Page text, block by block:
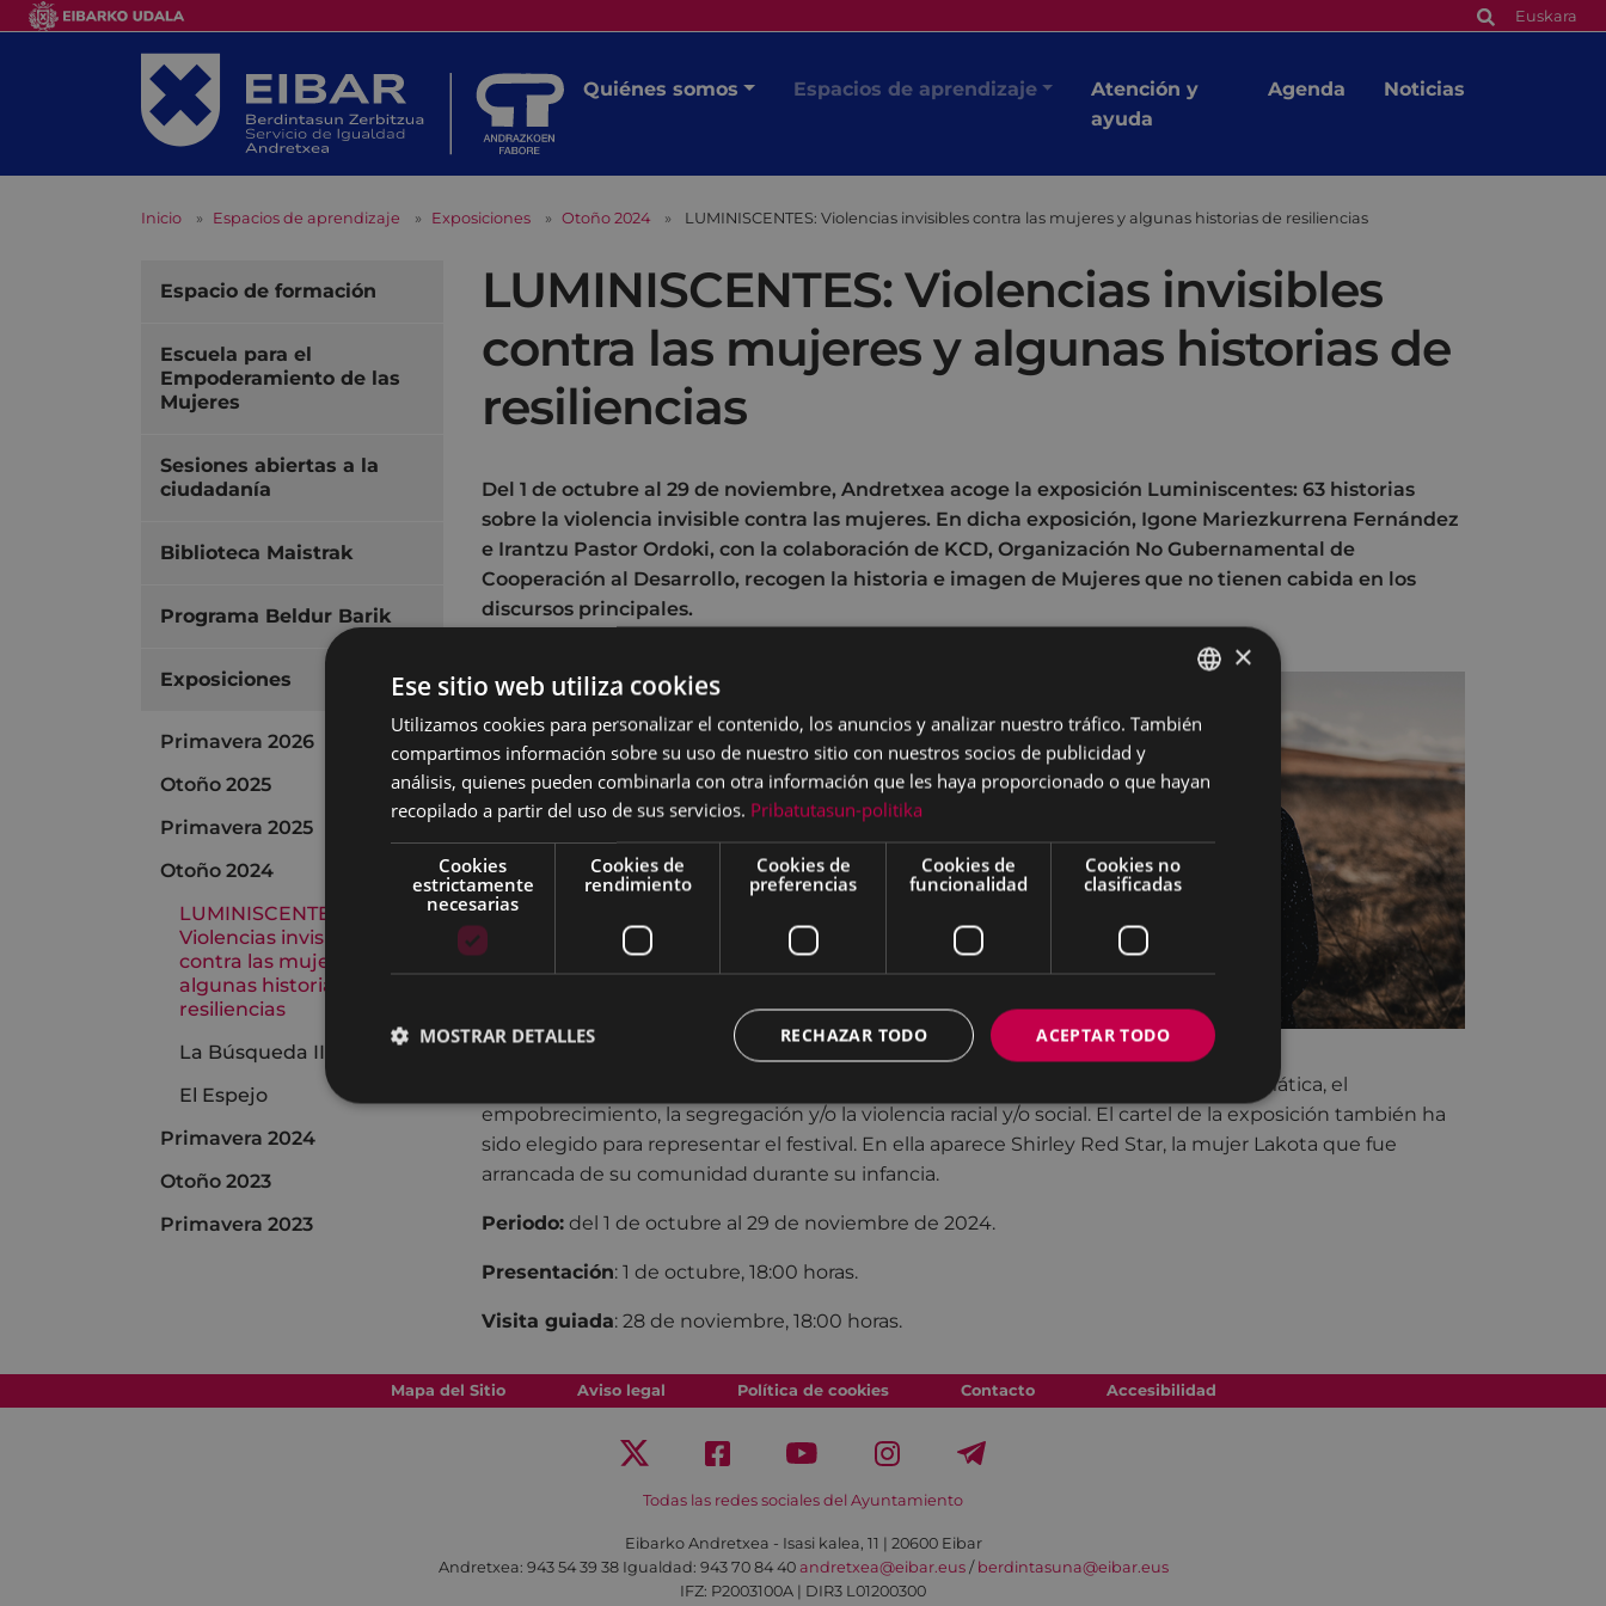
Euskara
Quiénes somos Espacios de aprendizaje
Atención y
ayuda
Agenda Noticias
Inicio Espacios de aprendizaje Exposiciones Otoño 2024 LUMINISCENTES: Violencias invisibles contra las mujeres y algunas historias de resiliencias
LUMINISCENTES: Violencias invisibles
contra las mujeres y algunas historias de
resiliencias
Del 1 de octubre al 29 de noviembre, Andretxea acoge la exposición Luminiscentes: 63 historias
sobre la violencia invisible contra las mujeres. En dicha exposición, Igone Mariezkurrena Fernández
e Irantzu Pastor Ordoki, con la colaboración de KCD, Organización No Gubernamental de
Cooperación al Desarrollo, recogen la historia e imagen de Mujeres que no tienen cabida en los
discursos principales.
LUMINISCENTES es un trabajo autogestionado
fuego lento durante cuatro años. Resultado final
de un proceso de escucha realizado con mucho
mimo y respeto. Este proceso ha permitido
momentos de complicidad entre mujeres en
espacios propios de sus protagonistas, donde se
puede contar lo incontable, doloroso y
silenciado.
documenta y difunde historias de mujeres
anónimas que viven, sufren, luchan y/o persisten
en el conflicto armado, en procesos de paz fallidos, la ocupación, la emergencia climática, el
empobrecimiento, la segregación y/o la violencia racial y/o social. El cartel de la exposición también ha
sido elegido para representar el festival. En ella aparece Shirley Red Star, la mujer Lakota que fue
arrancada de su comunidad durante su infancia.
Periodo: del 1 de octubre al 29 de noviembre de 2024.
Presentación: 1 de octubre, 18:00 horas.
Visita guiada: 28 de noviembre, 18:00 horas.
Espacio de formación
Escuela para el
Empoderamiento de las
Mujeres
Sesiones abiertas a la
ciudadanía
Biblioteca Maistrak
Programa Beldur Barik
Exposiciones
Primavera 2026
Otoño 2025
Primavera 2025
Otoño 2024
LUMINISCENTES:
Violencias invisibles
contra las mujeres y
algunas historias de
resiliencias
La Búsqueda II
El Espejo
Primavera 2024
Otoño 2023
Primavera 2023
Mapa del Sitio Aviso legal Política de cookies Contacto Accesibilidad
Todas las redes sociales del Ayuntamiento
Eibarko Andretxea - Isasi kalea, 11 | 20600 Eibar
Andretxea: 943 54 39 38 Igualdad: 943 70 84 40 andretxea@eibar.eus/ berdintasuna@eibar.eus
IFZ: P2003100A | DIR3 L01200300
BASQUE
×
Ese sitio web utiliza cookies
Utilizamos cookies para personalizar el contenido, los anuncios y analizar nuestro tráfico. También
compartimos información sobre su uso de nuestro sitio con nuestros socios de publicidad y
análisis, quienes pueden combinarla con otra información que les haya proporcionado o que hayan
recopilado a partir del uso de sus servicios. Pribatutasun-politika
Cookies
estrictamente
necesarias
Cookies de
rendimiento
Cookies de
preferencias
Cookies de
funcionalidad
Cookies no
clasificadas
ACEPTAR TODO
RECHAZAR TODO
MOSTRAR DETALLES